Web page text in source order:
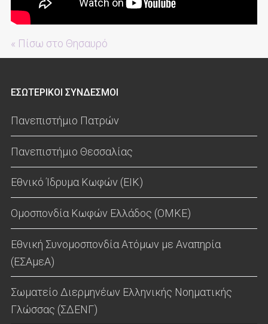
« Πίσω στο Θησαυρό
ΕΣΩΤΕΡΙΚΟΙ ΣΥΝΔΕΣΜΟΙ
Πανεπιστήμιο Πατρών
Πανεπιστήμιο Θεσσαλίας
Εθνικό Ίδρυμα Κωφών (ΕΙΚ)
Ομοσπονδία Κωφών Ελλάδος (ΟΜΚΕ)
Εθνική Συνομοσπονδία Ατόμων με Αναπηρία
(ΕΣΑμεΑ)
Σωματείο Διερμηνέων Ελληνικής Νοηματικής
Γλώσσας (ΣΔΕΝΓ)